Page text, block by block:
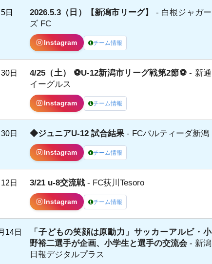
日 2026.5.3（日）【新潟市リーグ】 - 白根ジャガー
ズ FC
Instagram チーム情報
日 4/25（土） ⚽️U-12新潟市リーグ戦第2節⚽️- 新通
イーグルス
Instagram チーム情報
日 ◆ジュニアU-12 試合結果 - FCパルティーダ新潟
Instagram チーム情報
日 3/21 u-8交流戦 - FC荻川Tesoro
Instagram チーム情報
14日
「子どもの笑顔は原動力」サッカーアルビ・小
野裕二選手が企画、小学生と選手の交流会 - 新潟
日報デジタルプラス